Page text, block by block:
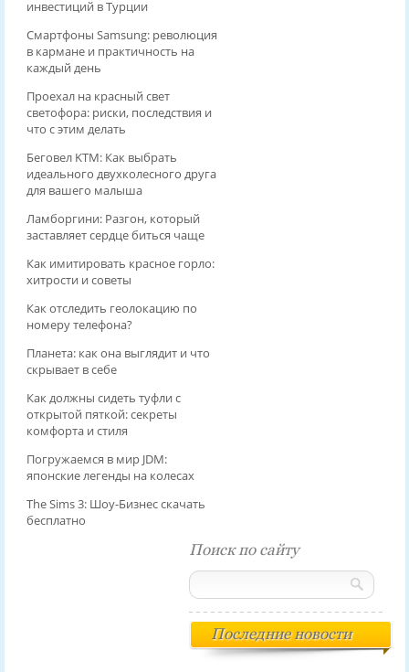
инвестиций в Турции
Смартфоны Samsung: революция
в кармане и практичность на
каждый день
Проехал на красный свет
светофора: риски, последствия и
что с этим делать
Беговел KTM: Как выбрать
идеального двухколесного друга
для вашего малыша
Ламборгини: Разгон, который
заставляет сердце биться чаще
Как имитировать красное горло:
хитрости и советы
Как отследить геолокацию по
номеру телефона?
Планета: как она выглядит и что
скрывает в себе
Как должны сидеть туфли с
открытой пяткой: секреты
комфорта и стиля
Погружаемся в мир JDM:
японские легенды на колесах
The Sims 3: Шоу-Бизнес скачать
бесплатно
Поиск по сайту
Последние новости